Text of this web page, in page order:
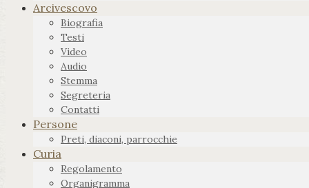
Arcivescovo
Biografia
Testi
Video
Audio
Stemma
Segreteria
Contatti
Persone
Preti, diaconi, parrocchie
Curia
Regolamento
Organigramma